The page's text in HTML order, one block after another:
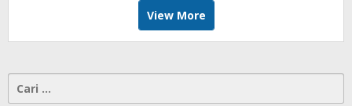
View More
untuk: